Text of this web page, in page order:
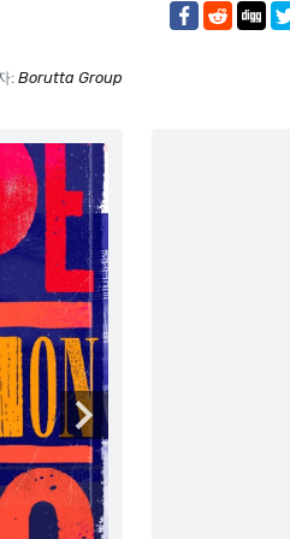
: Borutta Group